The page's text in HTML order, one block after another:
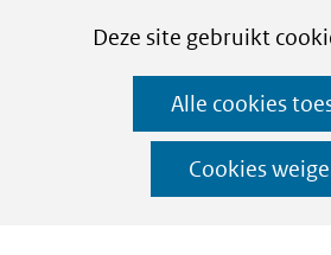
CookiesDeze site gebruikt
Alle cookies
Cookies
Ga
de